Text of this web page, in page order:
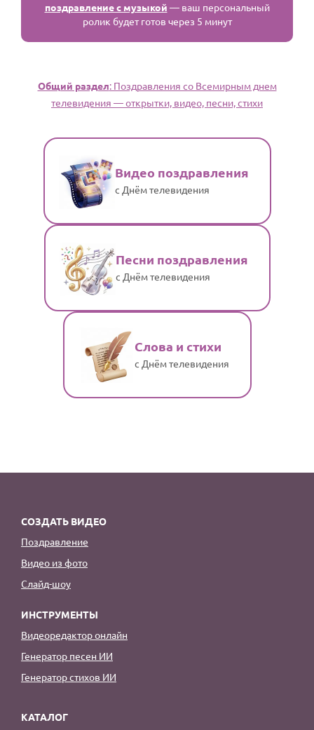
поздравление с музыкой — ваш персональный
ролик будет готов через 5 минут
Общий раздел: Поздравления со Всемирным днем
телевидения — открытки, видео, песни, стихи
Видео поздравления
с Днём телевидения
Песни поздравления
с Днём телевидения
Слова и стихи
с Днём телевидения
СОЗДАТЬ ВИДЕО
Поздравление
Видео из фото
Слайд-шоу
ИНСТРУМЕНТЫ
Видеоредактор онлайн
Генератор песен ИИ
Генератор стихов ИИ
КАТАЛОГ